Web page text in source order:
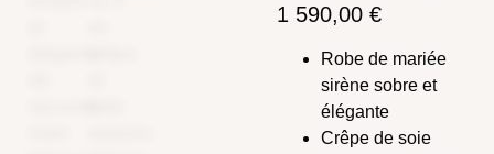
1 590,00 €
Robe de mariée
sirène sobre et
élégante
Crêpe de soie